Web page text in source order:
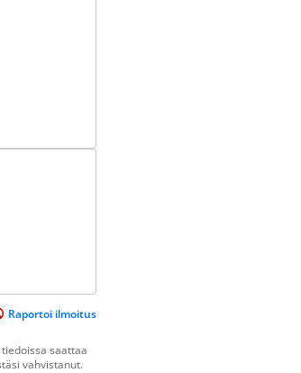
Raportoi ilmoitus
saattaa
vahvistanut.